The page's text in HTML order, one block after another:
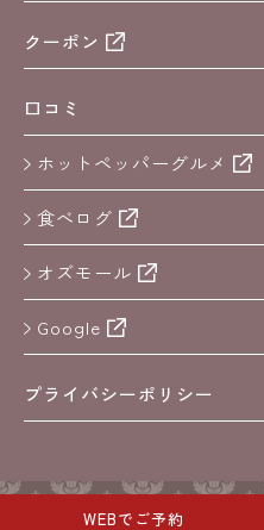
WEBでご予約
クーポン
口コミ
ホットペッパーグルメ
食べログ
オズモール
Google
プライバシーポリシー
copyright